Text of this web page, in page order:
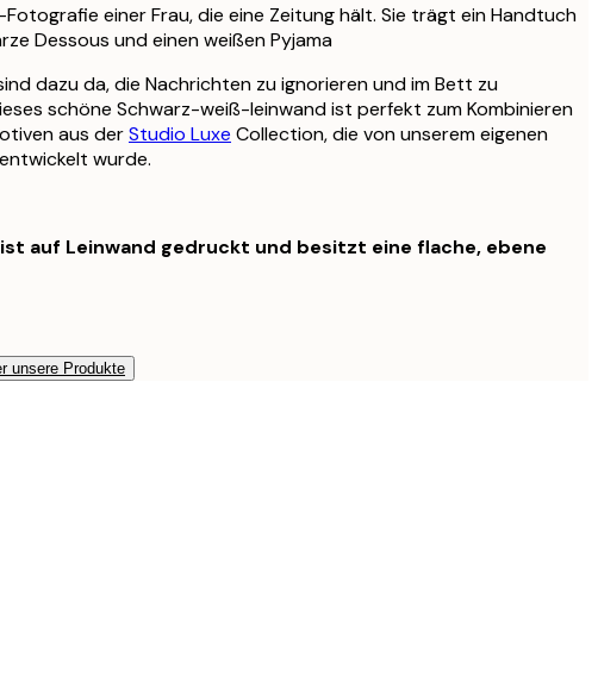
einer Frau, die eine Zeitung hält. Sie trägt ein Handtuch
Dessous und einen weißen Pyjama
dazu da, die Nachrichten zu ignorieren und im Bett zu
schöne Schwarz-weiß-leinwand ist perfekt zum Kombinieren
aus derStudio Luxe Collection, die von unserem eigenen
wurde.
auf Leinwand gedruckt und besitzt eine flache, ebene
unsere Produkte